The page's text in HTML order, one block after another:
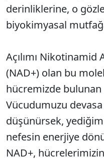
derinliklerine, o
biyokimyasal
Açılımı
(NAD+) olan bu
hücremizde bulunan
Vücudumuzu
düşünürsek,
nefesin enerjiye
NAD+,